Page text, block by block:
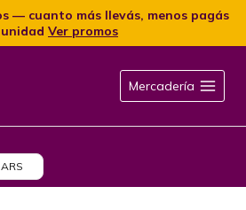
— cuanto más llevás, menos pagás
Ver promos
Mercadería